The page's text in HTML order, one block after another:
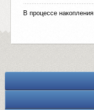
В процессе накопления